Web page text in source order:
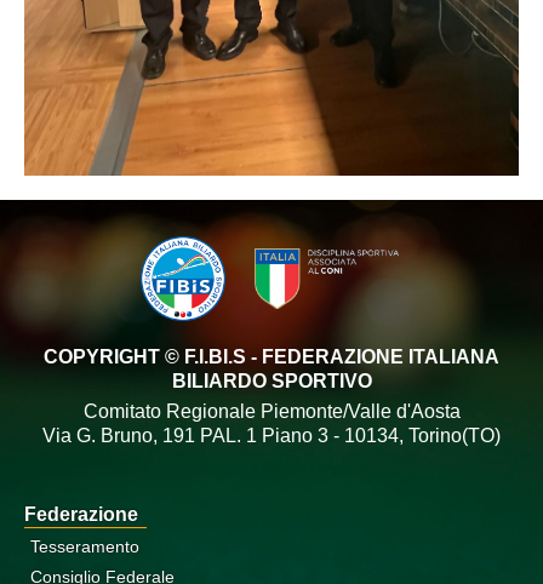
COPYRIGHT © F.I.BI.S - FEDERAZIONE ITALIANA
BILIARDO SPORTIVO
Comitato Regionale Piemonte/Valle d'Aosta
Via G. Bruno, 191 PAL. 1 Piano 3 - 10134, Torino(TO)
Federazione
Tesseramento
Consiglio Federale